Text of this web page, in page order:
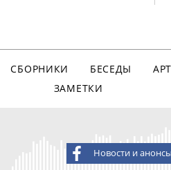
СБОРНИКИ БЕСЕДЫ
ЗАМЕТКИ
Новости и